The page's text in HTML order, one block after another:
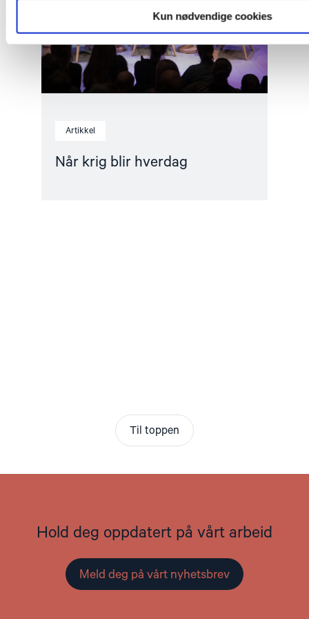
Kun nødvendige cookies
Artikkel
Når krig blir hverdag
Til toppen
Hold deg oppdatert på vårt arbeid
Meld deg på vårt nyhetsbrev